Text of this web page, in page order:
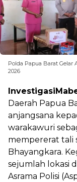
Polda Papua Barat
2026
Daerah Papua
anjangsana
warakawuri
mempererat tali
Bhayangkara.
sejumlah lokasi
Asrama Polisi